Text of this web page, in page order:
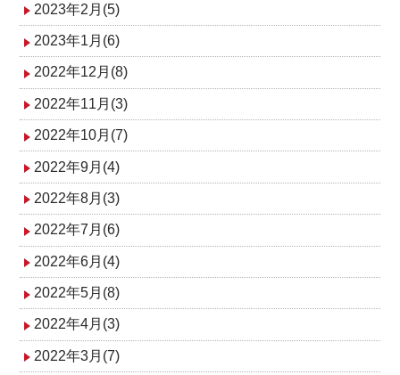
2023年2月(5)
2023年1月(6)
2022年12月(8)
2022年11月(3)
2022年10月(7)
2022年9月(4)
2022年8月(3)
2022年7月(6)
2022年6月(4)
2022年5月(8)
2022年4月(3)
2022年3月(7)